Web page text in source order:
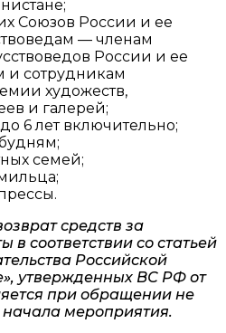
Союзов России и ее
— членам
России и ее
и сотрудникам
художеств,
и галерей;
6 лет включительно;
семей;
средств за
в соответствии со статьей
Российской
утвержденных ВС РФ от
при обращении не
мероприятия.